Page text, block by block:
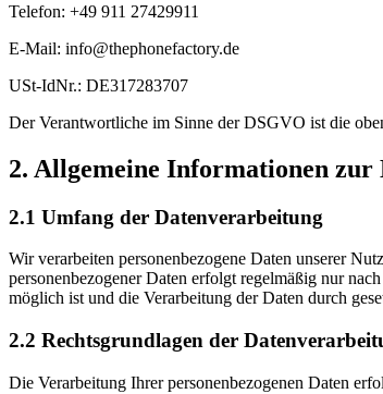
Telefon: +49 911 27429911
E-Mail: info@thephonefactory.de
USt-IdNr.: DE317283707
Der Verantwortliche im Sinne der DSGVO ist die
2. Allgemeine Informationen
2.1 Umfang der Datenverarbeitung
Wir verarbeiten personenbezogene Daten unserer
personenbezogener Daten erfolgt regelmäßig nur
möglich ist und die Verarbeitung der Daten durch
2.2 Rechtsgrundlagen der
Die Verarbeitung Ihrer personenbezogenen Daten